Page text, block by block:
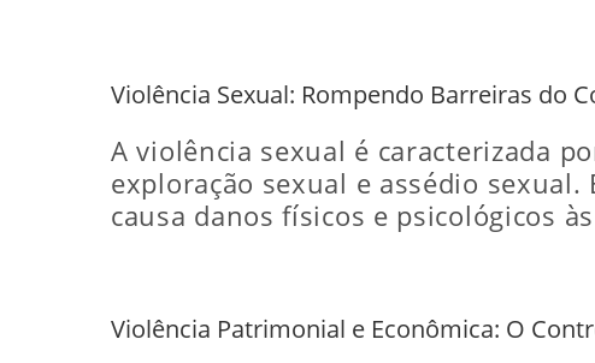
Violência Sexual: Rompendo Barreiras do
A violência sexual é caracterizada
exploração sexual e assédio
causa danos físicos e psicológicos
Violência Patrimonial e Econômica: O